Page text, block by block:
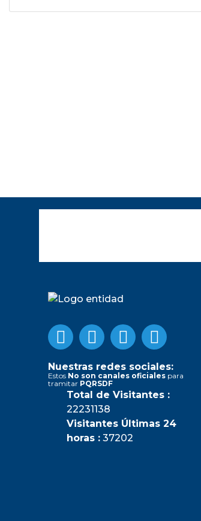
Nuestras redes sociales:
Estos No son canales oficiales para
tramitar PQRSDF
Total de Visitantes :
22231138
Visitantes Últimas 24
horas : 37202